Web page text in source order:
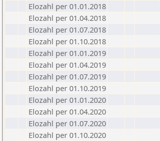
Elozahl per 01.01.2018
Elozahl per 01.04.2018
Elozahl per 01.07.2018
Elozahl per 01.10.2018
Elozahl per 01.01.2019
Elozahl per 01.04.2019
Elozahl per 01.07.2019
Elozahl per 01.10.2019
Elozahl per 01.01.2020
Elozahl per 01.04.2020
Elozahl per 01.07.2020
Elozahl per 01.10.2020